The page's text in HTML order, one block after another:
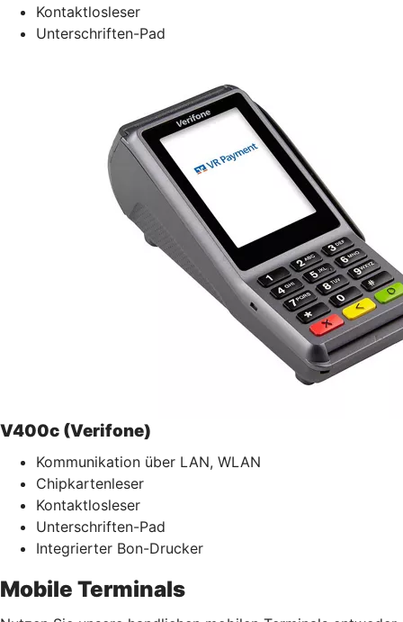
Kontaktlosleser
Unterschriften-Pad
V400c (Verifone)
Kommunikation über LAN, WLAN
Chipkartenleser
Kontaktlosleser
Unterschriften-Pad
Integrierter Bon-Drucker
Mobile Terminals